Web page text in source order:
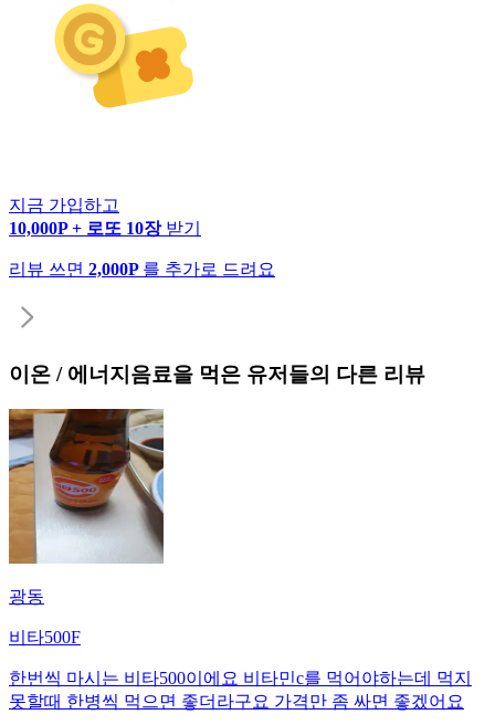
지금 가입하고
10,000P + 로또 10장 받기
리뷰 쓰면 2,000P 를 추가로 드려요
이온 / 에너지음료을 먹은 유저들의 다른 리뷰
광동
비타500F
한번씩 마시는 비타500이에요 비타민c를 먹어야하는데 먹지
못할때 한병씩 먹으면 좋더라구요 가격만 좀 싸면 좋겠어요